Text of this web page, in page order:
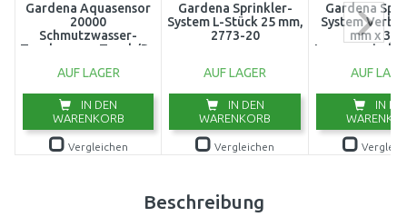
Gardena Aquasensor
20000
Schmutzwasser-
Tauchpumpe,Tauch/Druckpumpe
9044-20
AUF LAGER
IN DEN
WARENKORB
Vergleichen
Gardena Sprinkler-
System L-Stück 25 mm,
2773-20
AUF LAGER
IN DEN
WARENKORB
Vergleichen
Gardena
System
mm x 3/
Innengewinde
AUF
IN
Beschreibung